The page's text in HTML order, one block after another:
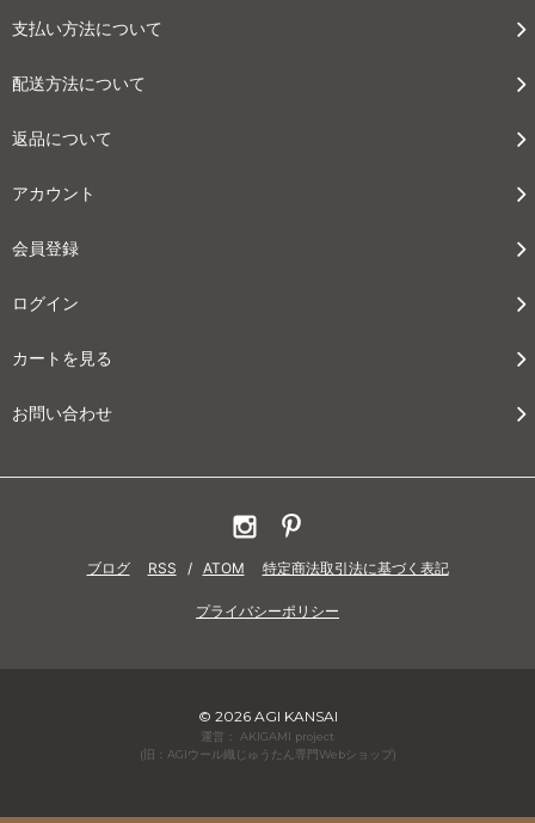
支払い方法について
配送方法について
返品について
アカウント
会員登録
ログイン
カートを見る
お問い合わせ
ブログ RSS / ATOM 特定商法取引法に基づく表記
プライバシーポリシー
© 2026 AGI KANSAI
運営： AKIGAMI project
(旧：AGIウール織じゅうたん専門Webショップ)